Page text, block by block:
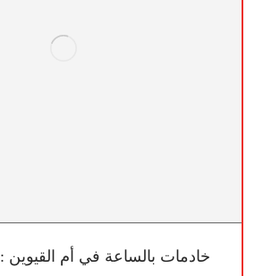
خادمات بالساعة في أم القيوين : 0523659593